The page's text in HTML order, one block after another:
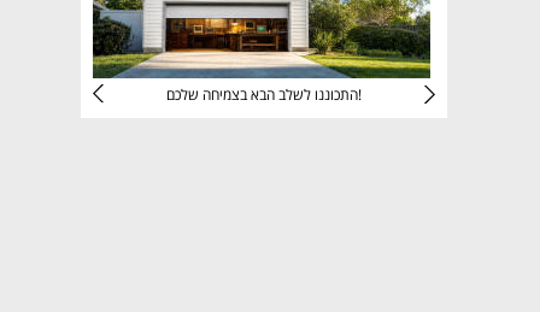
התכוננו לשלב הבא בצמיחה שלכם!